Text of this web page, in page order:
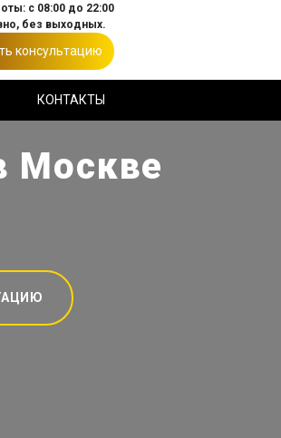
с 08:00 до 22:00
без выходных.
консультацию
КОНТАКТЫ
Москве